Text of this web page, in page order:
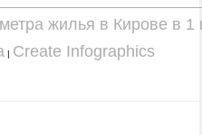
жилья в Кирове в 1
| Create Infographics